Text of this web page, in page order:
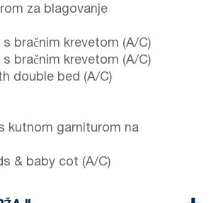
za blagovanje
bračnim krevetom (A/C)
bračnim krevetom (A/C)
double bed (A/C)
kutnom garniturom na
& baby cot (A/C)